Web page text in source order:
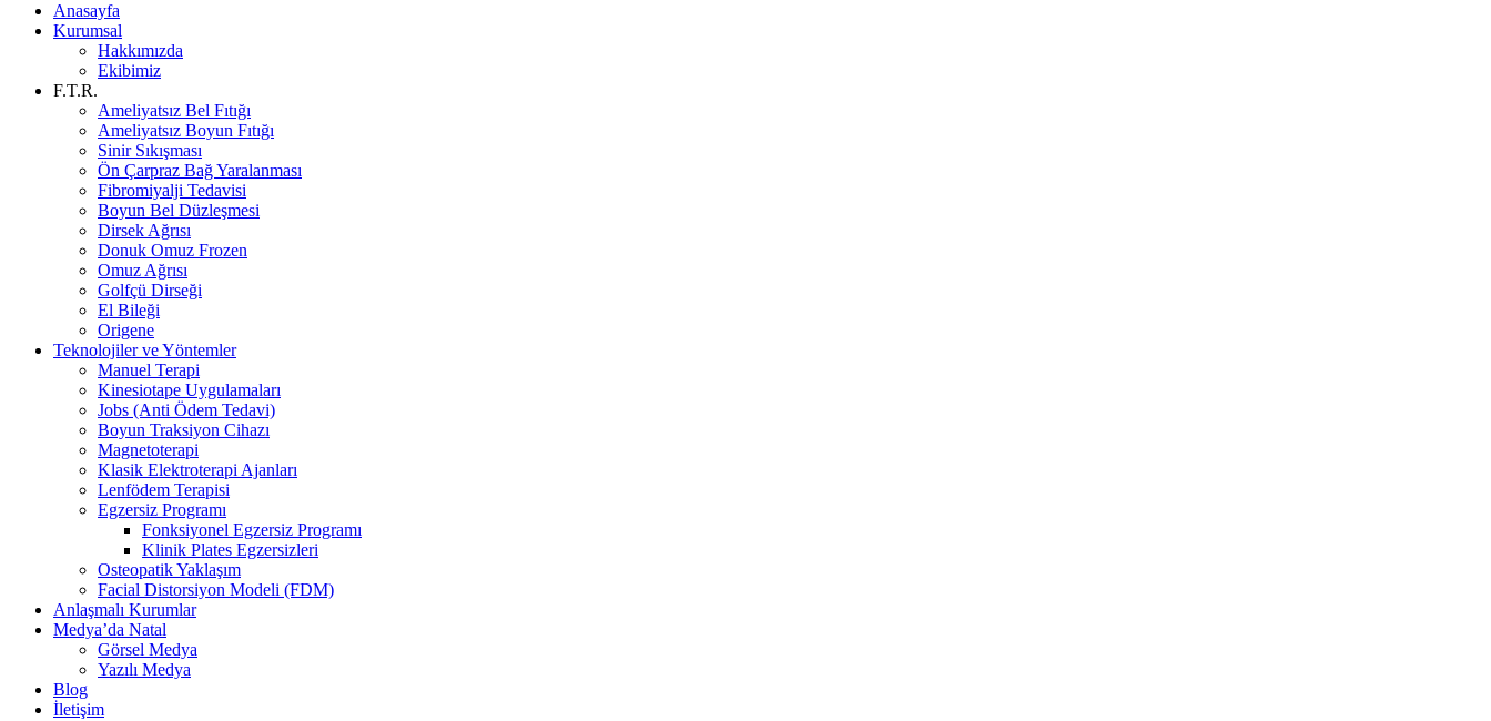
Anasayfa
Kurumsal
Hakkımızda
Ekibimiz
F.T.R.
Ameliyatsız Bel Fıtığı
Ameliyatsız Boyun Fıtığı
Sinir Sıkışması
Ön Çarpraz Bağ Yaralanması
Fibromiyalji Tedavisi
Boyun Bel Düzleşmesi
Dirsek Ağrısı
Donuk Omuz Frozen
Omuz Ağrısı
Golfçü Dirseği
El Bileği
Origene
Teknolojiler ve Yöntemler
Manuel Terapi
Kinesiotape Uygulamaları
Jobs (Anti Ödem Tedavi)
Boyun Traksiyon Cihazı
Magnetoterapi
Klasik Elektroterapi Ajanları
Lenfödem Terapisi
Egzersiz Programı
Fonksiyonel Egzersiz Programı
Klinik Plates Egzersizleri
Osteopatik Yaklaşım
Facial Distorsiyon Modeli (FDM)
Anlaşmalı Kurumlar
Medya’da Natal
Görsel Medya
Yazılı Medya
Blog
İletişim